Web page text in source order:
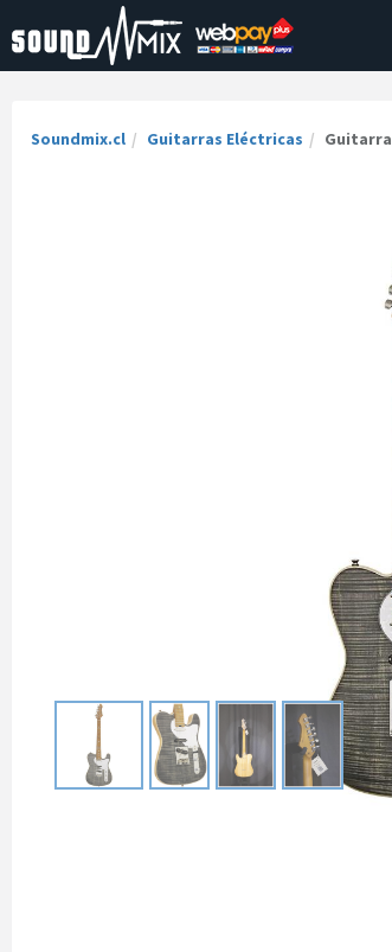
Soundmix.cl Guitarras Eléctricas Guitarra